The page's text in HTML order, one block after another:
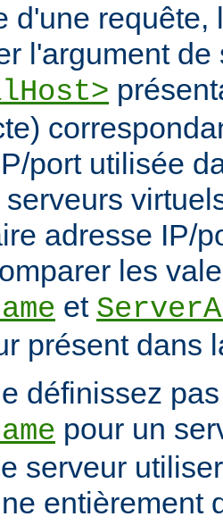
d'une requête,
l'argument de
port utilisée
adresse IP/
les
et
présent dans
définissez
pour un
serveur
entièrement